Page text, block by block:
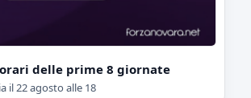
delle prime 8 giornate
il 22 agosto alle 18